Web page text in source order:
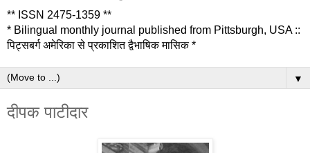
** ISSN 2475-1359 **
* Bilingual monthly journal published from Pittsburgh, USA ::
पिट्सबर्ग अमेरिका से प्रकाशित द्वैभाषिक मासिक *
▼
दीपक पाटीदार